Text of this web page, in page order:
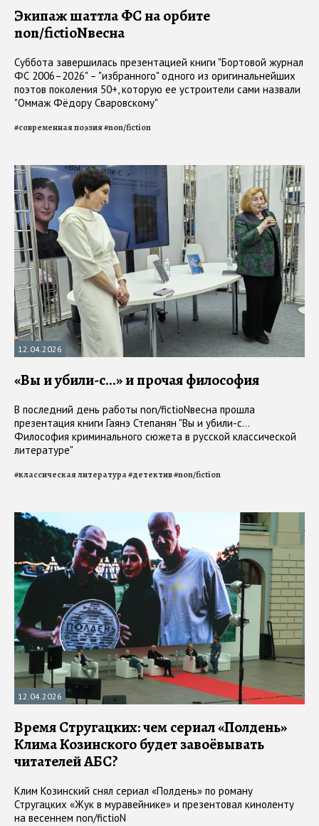
Экипаж шаттла ФС на орбите
non/fictioNвесна
Суббота завершилась презентацией книги "Бортовой журнал
ФС 2006–2026" – "избранного" одного из оригинальнейших
поэтов поколения 50+, которую ее устроители сами назвали
"Оммаж Фёдору Сваровскому"
#современная поэзия#non/fiction
12.04.2026
«Вы и убили-с...» и прочая философия
В последний день работы non/fictioNвесна прошла
презентация книги Гаянэ Степанян "Вы и убили-с...
Философия криминального сюжета в русской классической
литературе"
#классическая литература#детектив#non/fiction
12.04.2026
Время Стругацких: чем сериал «Полдень»
Клима Козинского будет завоёвывать
читателей АБС?
Клим Козинский снял сериал «Полдень» по роману
Стругацких «Жук в муравейнике» и презентовал киноленту
на весеннем non/fictioN